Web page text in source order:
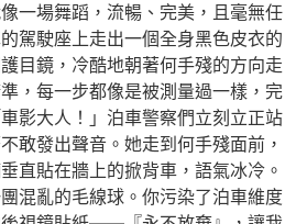
一場舞蹈，流暢、完美，且毫無任
駕駛座上走出一個全身黑色皮衣的
目鏡，冷酷地朝著何手殘的方向走
，每一步都像是被測量過一樣，完
影大人！」泊車警察們立刻立正站
敢發出聲音。她走到何手殘面前，
直貼在牆上的掀背車，語氣冰冷。
團混亂的毛線球。你污染了泊車維度